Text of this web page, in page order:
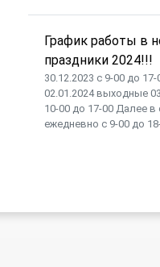
График работы в
праздники 2024!!!
30.12.2023 с 9-00 до 17-
02.01.2024 выходные
10-00 до 17-00 Далее
ежедневно с 9-00 до